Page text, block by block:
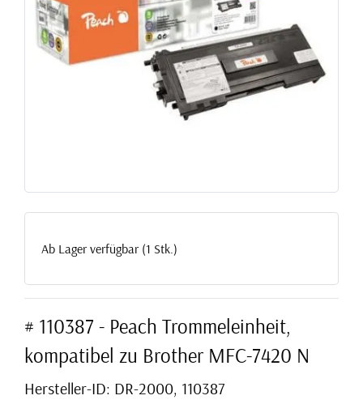
Ab Lager verfügbar (1 Stk.)
# 110387 - Peach Trommeleinheit,
kompatibel zu Brother MFC-7420 N
Hersteller-ID: DR-2000, 110387